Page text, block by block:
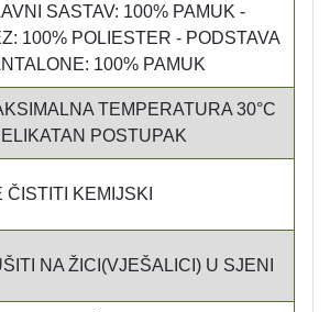
SASTAV: 100% PAMUK -
100% POLIESTER - PODSTAVA
100% PAMUK
TEMPERATURA 30°C
POSTUPAK
ČISTITI KEMIJSKI
NA ŽICI(VJEŠALICI) U SJENI